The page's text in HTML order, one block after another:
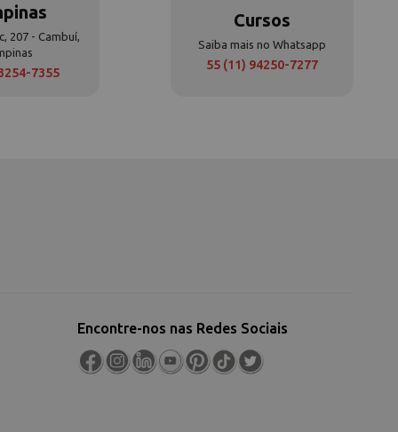
207 - Cambuí,
7355
Cursos
Saiba mais no Whatsapp
55 (11) 94250-7277
Encontre-nos nas Redes Sociais